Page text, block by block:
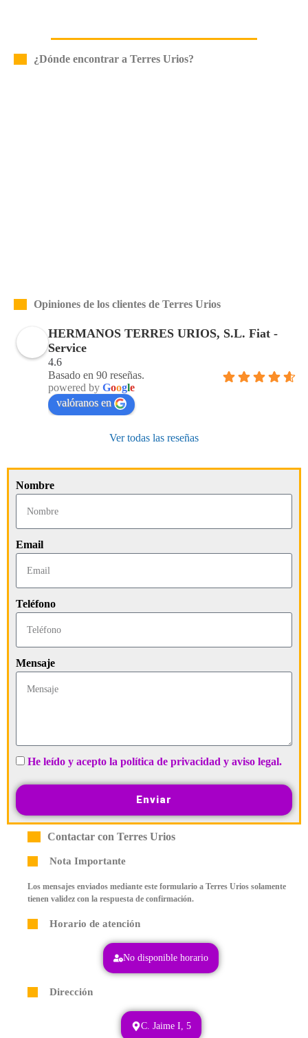
¿Dónde encontrar a Terres Urios?
Opiniones de los clientes de Terres Urios
HERMANOS TERRES URIOS, S.L. Fiat -
Service
4.6
Basado en 90 reseñas.
powered by Google
valóranos en
Ver todas las reseñas
Nombre
Email
Teléfono
Mensaje
He leído y acepto la política de privacidad y aviso legal.
Enviar
Contactar con Terres Urios
Nota Importante
Los mensajes enviados mediante este formulario a Terres Urios solamente
tienen validez con la respuesta de confirmación.
Horario de atención
No disponible horario
Dirección
C. Jaime I, 5